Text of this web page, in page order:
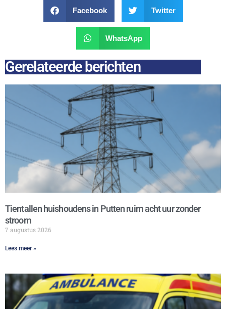
Facebook Twitter
WhatsApp
Gerelateerde berichten
Tientallen huishoudens in Putten ruim acht uur zonder
stroom
7 augustus 2026
Lees meer »